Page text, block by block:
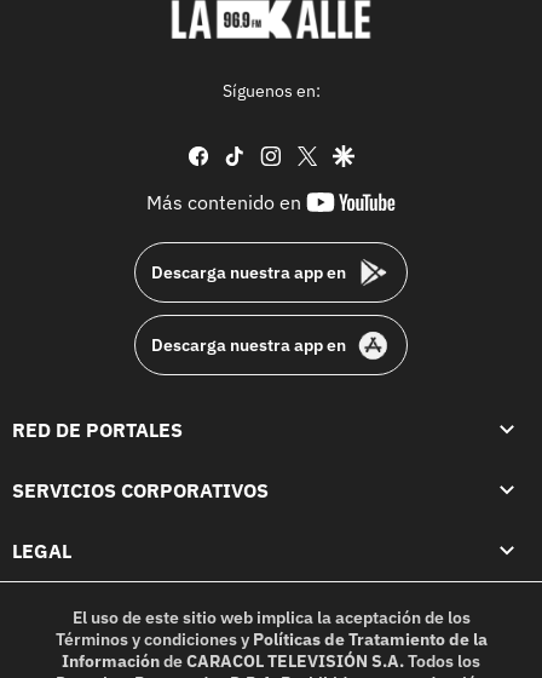
Síguenos en:
facebook
tiktok instagram
twittergoogle
Más contenido en
youtube-
Descarga nuestra app en
Descarga nuestra app en
RED DE PORTALES
SERVICIOS CORPORATIVOS
LEGAL
El uso de este sitio web implica la aceptación de los
Términos y condicionesy Políticas de Tratamiento de la
InformacióndeCARACOL TELEVISIÓN S.A.Todos los